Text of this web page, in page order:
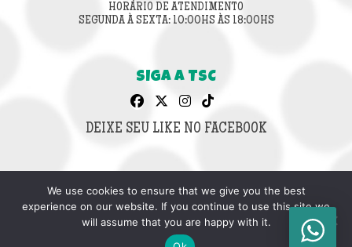
HORÁRIO DE ATENDIMENTO
SEGUNDA À SEXTA: 10:00HS ÀS 18:00HS
SIGA A TSC
DEIXE SEU LIKE NO FACEBOOK
CNPJ: 42.636.853/0001-64
© 2026 LOJA TSC.
TODOS OS DIREITOS RESERVADOS.
We use cookies to ensure that we give you the best
experience on our website. If you continue to use this site we
will assume that you are happy with it.